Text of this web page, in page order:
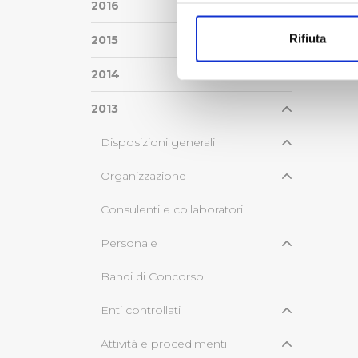
Identificare il tuo
digitali).
modificare o ritirare il tuo
Utilizziamo dei cookie
consensi dallo stesso
pubblicità e social media,
Rifiuta
2016
2015
2014
2013
Disposizioni generali
Organizzazione
Consulenti e collaboratori
Personale
Bandi di Concorso
Enti controllati
Attività e procedimenti